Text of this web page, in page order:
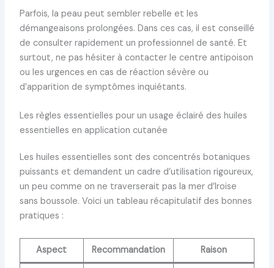
Parfois, la peau peut sembler rebelle et les
démangeaisons prolongées. Dans ces cas, il est conseillé
de consulter rapidement un professionnel de santé. Et
surtout, ne pas hésiter à contacter le centre antipoison
ou les urgences en cas de réaction sévère ou
d’apparition de symptômes inquiétants.
Les règles essentielles pour un usage éclairé des huiles
essentielles en application cutanée
Les huiles essentielles sont des concentrés botaniques
puissants et demandent un cadre d’utilisation rigoureux,
un peu comme on ne traverserait pas la mer d’Iroise
sans boussole. Voici un tableau récapitulatif des bonnes
pratiques :
Aspect Recommandation Raison